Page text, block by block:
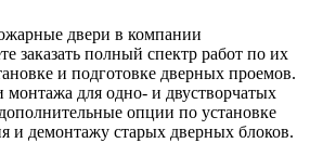
двери в компании
заказать полный спектр работ по их
и подготовке дверных проемов.
для одно- и двустворчатых
опции по установке
и демонтажу старых дверных блоков.